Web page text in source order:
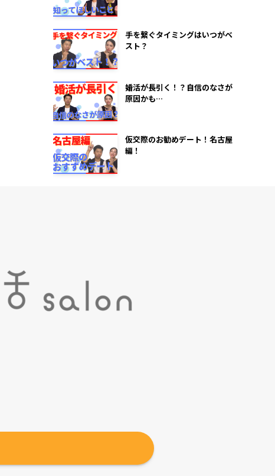
手を繋ぐタイミングはいつがベ
スト？
婚活が長引く！？自信のなさが
原因かも…
仮交際のお勧めデート！名古屋
編！